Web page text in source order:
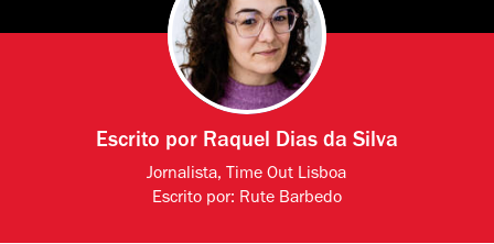
Escrito por Raquel Dias da Silva
Jornalista, Time Out Lisboa
Escrito por: Rute Barbedo